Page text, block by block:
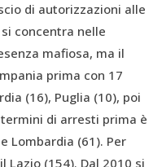
di autorizzazioni alle
concentra nelle
mafiosa, ma il
prima con 17
(16), Puglia (10), poi
termini di arresti prima è
Lombardia (61). Per
Lazio (154). Dal 2010 si